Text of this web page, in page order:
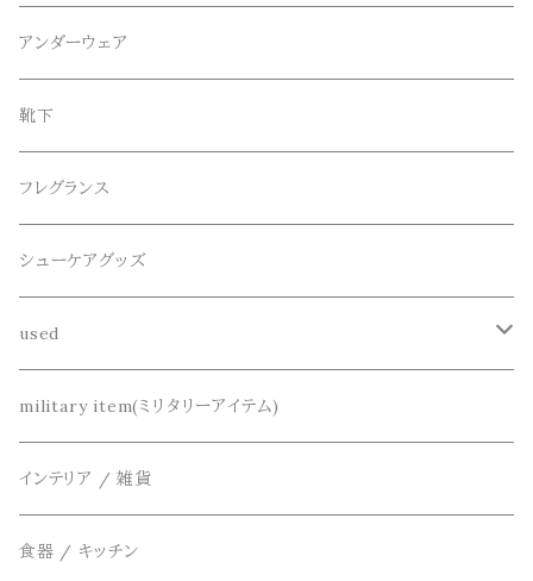
CANDY DESIGN&WORKS(CDW)
collonil(コロニル)
CountyComm(カウンティーコム)
decka(デカ)
dros dro(ドロスドロ)
DETAIL(ディティール)
THE FLAVOR DESIGN(ザ フレーバーデザイン)
FOB FACTORY(エフオービーファクトリー)
シャツ
カーディガン
ショート
シューズ
シューズ
サンダル
メガネ、サングラス
ベルト
腕時計
キーアクセサリー
財布、コインケース、マネークリップ
鞄
リング
ブレスレット、バングル
ネックレス
アンダーウェア
靴下
フレグランス
シューケアグッズ
used
リメイク
アクセサリー
military item(ミリタリーアイテム)
インテリア / 雑貨
食器 / キッチン